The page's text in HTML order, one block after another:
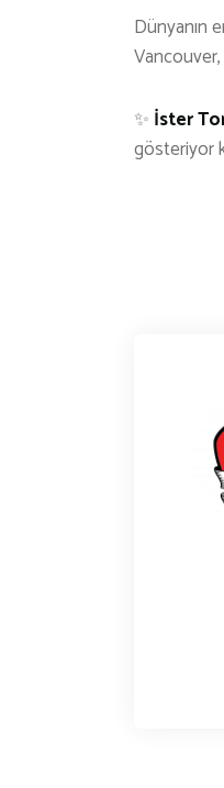
Dünyanın
Vancouver,
✨ İster
gösteriyor